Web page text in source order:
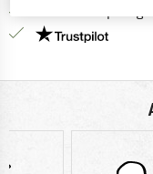
Vi er